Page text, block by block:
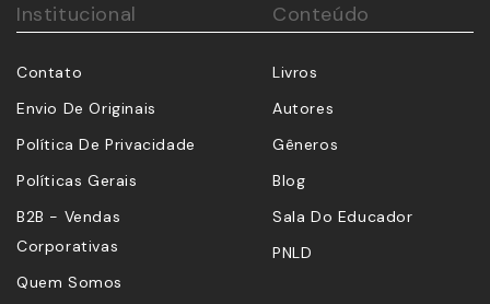
Institucional Conteúdo
Contato
Envio De Originais
Política De Privacidade
Políticas Gerais
B2B - Vendas
Corporativas
Quem Somos
Livros
Autores
Gêneros
Blog
Sala Do Educador
PNLD